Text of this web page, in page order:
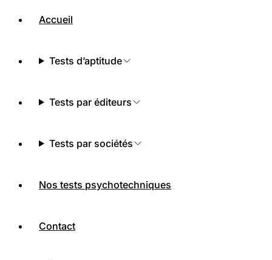
Accueil
Tests d’aptitude
Tests par éditeurs
Tests par sociétés
Nos tests psychotechniques
Contact